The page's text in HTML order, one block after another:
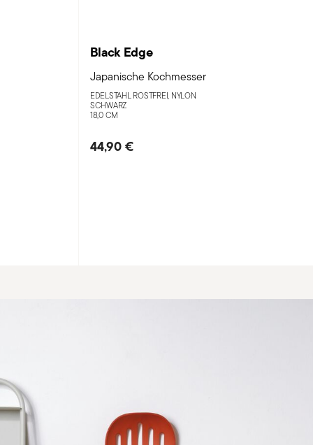
Black Edge
Japanische Kochmesser
EDELSTAHL ROSTFREI, NYLON
SCHWARZ
18,0 CM
44,90 €